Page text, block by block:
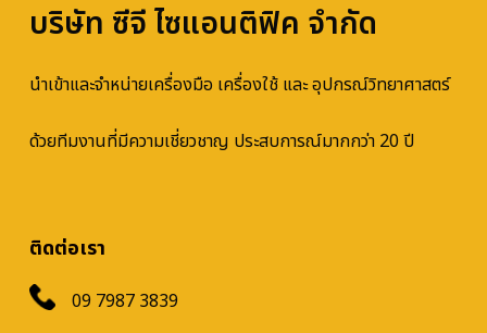
บริษัท ซีจี ไซแอนติฟิค จำกัด
นำเข้าและจำหน่ายเครื่องมือ เครื่องใช้ และ อุปกรณ์วิทยาศาสตร์
ด้วยทีมงานที่มีความเชี่ยวชาญ ประสบการณ์มากกว่า 20 ปี
ติดต่อเรา
09 7987 3839